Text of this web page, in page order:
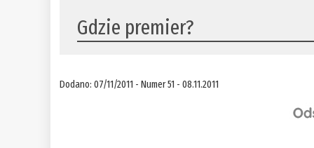
Gdzie premier?
Dodano: 07/11/2011 - Numer 51 - 08.11.2011